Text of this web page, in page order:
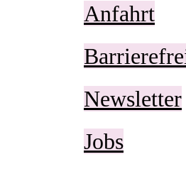
Anfahrt
Newsletter
Jobs